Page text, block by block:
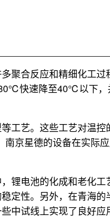
聚合反应和精细化工
快速降至40℃以下，
工艺。这些工艺对温
京星德的设备在实际
锂电池的化成和老化
定性。另外，在青海
中试线上实现了良好应